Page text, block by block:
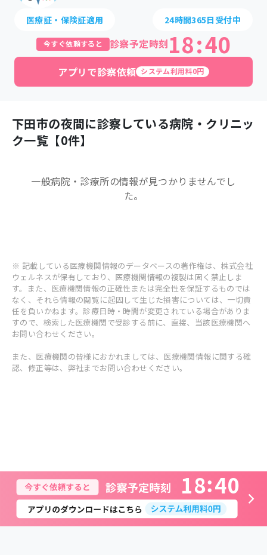
医療証・保険証適用 24時間365日受付中
今すぐ依頼すると 診察予定時刻18:40
アプリで診察依頼 システム利用料0円
下田市の夜間に診察している病院・クリニッ
ク一覧【0件】
一般病院・診療所の情報が見つかりませんでし
た。
※ 記載している医療機関情報のデータベースの著作権は、株式会社
ウェルネスが保有しており、医療機関情報の複製は固く禁止しま
す。また、医療機関情報の正確性または完全性を保証するものでは
なく、それら情報の閲覧に起因して生じた損害については、一切責
任を負いかねます。診療日時・時間が変更されている場合がありま
すので、検索した医療機関で受診する前に、直接、当該医療機関へ
お問い合わせください。
また、医療機関の皆様におかれましては、医療機関情報に関する確
認、修正等は、弊社までお問い合わせください。
18 40